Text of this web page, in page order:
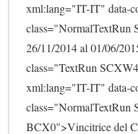
xml:lang="IT-IT" data-
26/11/2014 al 01/06/
class="TextRun
xml:lang="IT-IT" data-
class="NormalTextRun
BCX0">Vincitrice del